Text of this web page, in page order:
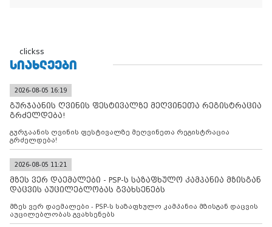
clickss
ᲡᲘᲐᲮᲚᲔᲔᲑᲘ
2026-08-05 16:19
გურჯაანის ღვინის ფესტივალზე მეღვინეთა რეგისტრაცია
გრძელდება!
გურჯაანის ღვინის ფესტივალზე მეღვინეთა რეგისტრაცია
გრძელდება!
2026-08-05 11:21
მზეს ვერ დაემალები - PSP-ს საზაფხულო კამპანია მზისგან
დაცვის აუცილებლობას გვახსენებს
მზეს ვერ დაემალები - PSP-ს საზაფხულო კამპანია მზისგან დაცვის
აუცილებლობას გვახსენებს